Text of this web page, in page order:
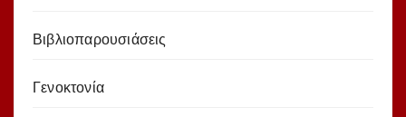
Βιβλιοπαρουσιάσεις
Γενοκτονία